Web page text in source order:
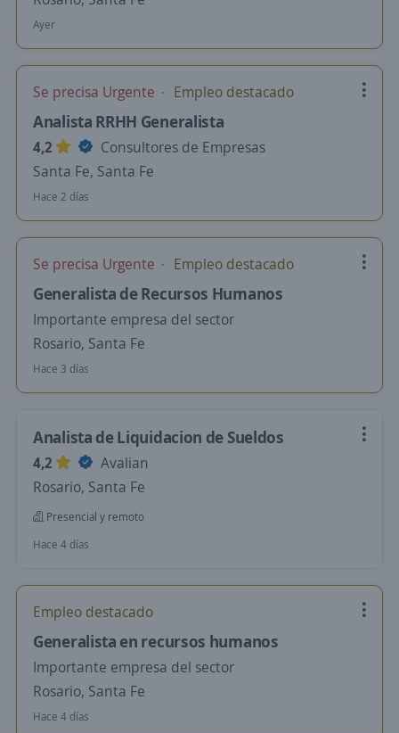
Ayer
Se precisa Urgente Empleo destacado
Analista RRHH Generalista
4,2
Consultores de Empresas
Santa Fe, Santa Fe
Hace 2 días
Se precisa Urgente Empleo destacado
Generalista de Recursos Humanos
Importante empresa del sector
Rosario, Santa Fe
Hace 3 días
Analista de Liquidacion de Sueldos
4,2
Avalian
Rosario, Santa Fe
Presencial y remoto
Hace 4 días
Empleo destacado
Generalista en recursos humanos
Importante empresa del sector
Rosario, Santa Fe
Hace 4 días